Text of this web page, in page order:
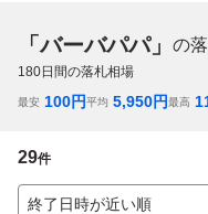
「バーバパパ」 の
180日間の落札相場
最安 100円平均 5,950円最高
29件
終了日時が近い順